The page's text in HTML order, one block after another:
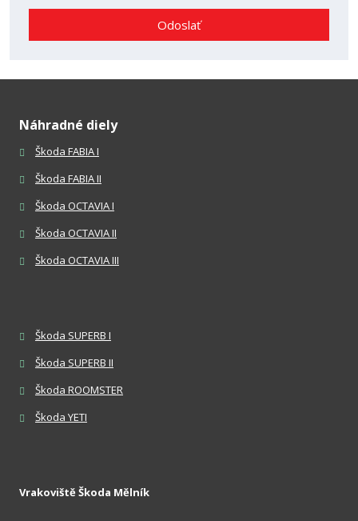
spracovaním
Odoslať
sa
odoslať
Náhradné diely
Škoda FABIA I
Škoda FABIA II
Škoda OCTAVIA I
Škoda OCTAVIA II
Škoda OCTAVIA III
Škoda SUPERB I
Škoda SUPERB II
Škoda ROOMSTER
Škoda YETI
Vrakoviště Škoda Mělník